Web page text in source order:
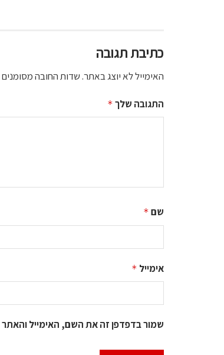
כתיבת תגובה
האימייל לא יוצג באתר.שדות החובה מסומנים
התגובה שלך *
שם *
אימייל *
שמור בדפדפן זה את השם, האימייל